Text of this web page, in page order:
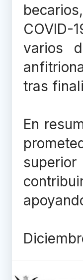
varios
tras
En
superior